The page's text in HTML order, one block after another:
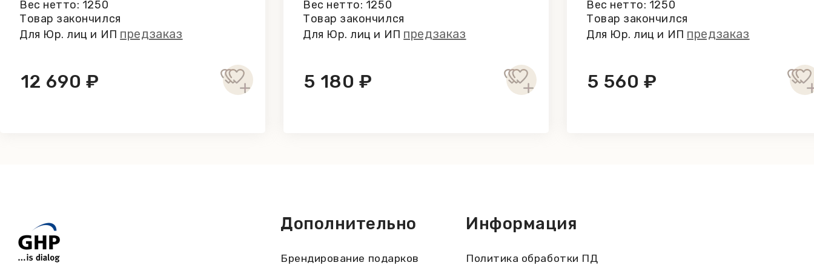
Энергетическая ценность на 100 г. продукта: 2227 кДж / 533 ккал. Пищевая ценность на 100 г. продукта: жиры – 29,7 г, из них
насыщенные жирные кислоты – 12,5 г; углеводы – 57,4 г, из них сахара - 27,1 г; белки – 7,8 г; соль - 0,25 г. Пряники с вишневым
джемом, 200 г /61428/ Состав: шоколад 28% (какао-масса, сахар, какао-масло, эмульгатор: лецитины), пшеничная мука, вишневый
ароматизатор), карамелизированный сахарный сироп (сироп глюкозы, сахар), сахар, разрыхлители: бикарбонат натрия, бикарбонат
аммония, карбонаты калия; пшеничный белок, специи (содержат корицу), сливочное масло, регулятор кислотности: молочная
Вес нетто: 1250
Товар закончился
Для Юр. лиц и ИП предзаказ
12 690 ₽
Вес нетто: 1250
Товар закончился
Для Юр. лиц и ИП предзаказ
5 180 ₽
Вес нетто: 1250
Товар закончился
Для Юр. лиц и ИП предзаказ
5 560 ₽
Дополнительно
Брендирование подарков
Информация
Политика обработки ПД